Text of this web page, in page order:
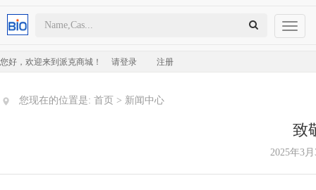
您好，欢迎来到派克商城！ 请登录 注册
Toggle
您现在的位置是: 首页 > 新闻中心
致
2025年3